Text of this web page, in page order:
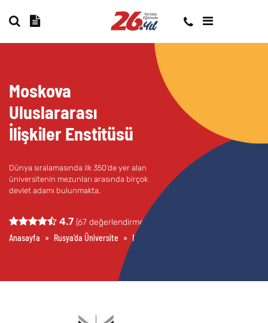
Moskova
Uluslararası
İlişkiler Enstitüsü
Dünya sıralamasında ilk 350’de yer alan
üniversitenin mezunları arasında birçok
devlet adamı bulunmakta.
4.7 (67 değerlendirme)
Anasayfa » Rusya’da Üniversite » Moskova Uluslararası İlişkiler Enstitüsü